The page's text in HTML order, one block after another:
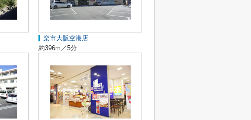
楽市大阪空港店
約396m／5分